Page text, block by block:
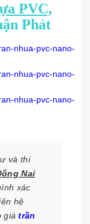
PVC,
Phát
nhua-pvc-nano-
nhua-pvc-nano-
nhua-pvc-nano-
và thi
Nai
xác
hệ
giátrần